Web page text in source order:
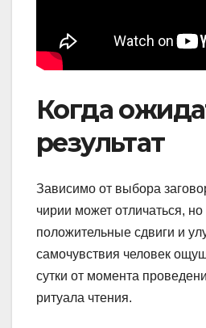
Когда
результат
Зависимо от выбора
чирии может отличаться,
положительные сдвиги и
самочувствия человек
сутки от момента
ритуала чтения.